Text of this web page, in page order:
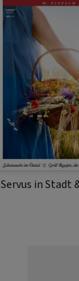
Servus in Stadt